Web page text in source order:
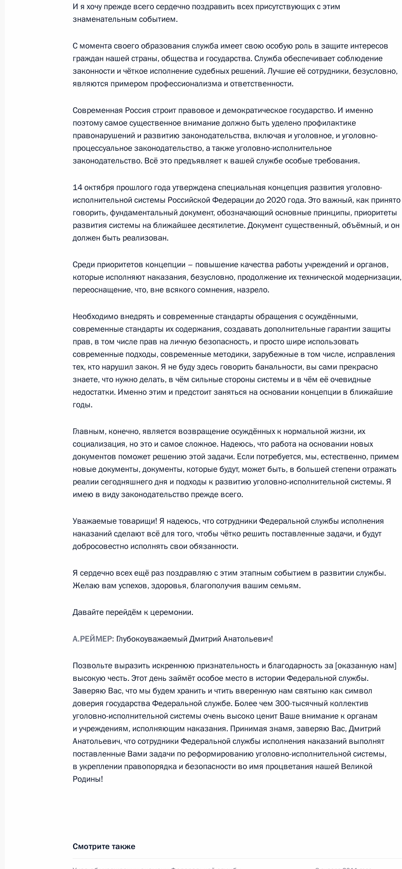
Поздравление с Днём российской печати
13 января 2011 года, 16:00
Заседание Совета по противодействию коррупции
13 января 2011 года, 15:00 Москва, Кремль
наказаний
13 января 2011 года, 14:15 Москва, Кремль
13 января 2011 года, 14:00
Произведены кадровые перестановки в Вооружённых Силах
Российской Федерации
13 января 2011 года, 10:40
12 января 2011 года, среда
Соболезнования Премьер-министру Австралии Джулии Гиллард
В 2012 году все военнослужащие должны быть обеспечены
жильём
12 января 2011 года, 16:30 Московская область, Подольск
7
Поздравление композитору Раймонду Паулсу
Поздравление сотрудникам и ветеранам органов прокуратуры
Перечень поручений по итогам беседы с воспитателями детских
домов
12 января 2011 года, 08:00
11 января 2011 года, вторник
Рабочая встреча с губернатором Тамбовской области Олегом
Бетиным
корпорации по атомной энергии «Росатом» Сергеем Кириенко
11 января 2011 года, 16:30 Московская область, Горки
И я хочу прежде всего сердечно поздравить всех присутствующих с этим
знаменательным событием.
С момента своего образования служба имеет свою особую роль в защите интересов
граждан нашей страны, общества и государства. Служба обеспечивает соблюдение
законности и чёткое исполнение судебных решений. Лучшие её сотрудники, безусловно,
являются примером профессионализма и ответственности.
Современная Россия строит правовое и демократическое государство. И именно
поэтому самое существенное внимание должно быть уделено профилактике
правонарушений и развитию законодательства, включая и уголовное, и уголовно-
процессуальное законодательство, а также уголовно-исполнительное
законодательство. Всё это предъявляет к вашей службе особые требования.
14 октября прошлого года утверждена специальная концепция развития уголовно-
исполнительной системы Российской Федерации до 2020 года. Это важный, как принято
говорить, фундаментальный документ, обозначающий основные принципы, приоритеты
развития системы на ближайшее десятилетие. Документ существенный, объёмный, и он
должен быть реализован.
Среди приоритетов концепции – повышение качества работы учреждений и органов,
которые исполняют наказания, безусловно, продолжение их технической модернизации,
переоснащение, что, вне всякого сомнения, назрело.
Необходимо внедрять и современные стандарты обращения с осуждёнными,
современные стандарты их содержания, создавать дополнительные гарантии защиты
прав, в том числе прав на личную безопасность, и просто шире использовать
современные подходы, современные методики, зарубежные в том числе, исправления
тех, кто нарушил закон. Я не буду здесь говорить банальности, вы сами прекрасно
знаете, что нужно делать, в чём сильные стороны системы и в чём её очевидные
недостатки. Именно этим и предстоит заняться на основании концепции в ближайшие
годы.
Главным, конечно, является возвращение осуждённых к нормальной жизни, их
социализация, но это и самое сложное. Надеюсь, что работа на основании новых
документов поможет решению этой задачи. Если потребуется, мы, естественно, примем
новые документы, документы, которые будут, может быть, в большей степени отражать
реалии сегодняшнего дня и подходы к развитию уголовно-исполнительной системы. Я
имею в виду законодательство прежде всего.
Уважаемые товарищи! Я надеюсь, что сотрудники Федеральной службы исполнения
наказаний сделают всё для того, чтобы чётко решить поставленные задачи, и будут
добросовестно исполнять свои обязанности.
Я сердечно всех ещё раз поздравляю с этим этапным событием в развитии службы.
Желаю вам успехов, здоровья, благополучия вашим семьям.
Давайте перейдём к церемонии.
А.РЕЙМЕР: Глубокоуважаемый Дмитрий Анатольевич!
Позвольте выразить искреннюю признательность и благодарность за [оказанную нам]
высокую честь. Этот день займёт особое место в истории Федеральной службы.
Заверяю Вас, что мы будем хранить и чтить вверенную нам святыню как символ
доверия государства Федеральной службе. Более чем 300-тысячный коллектив
уголовно-исполнительной системы очень высоко ценит Ваше внимание к органам
и учреждениям, исполняющим наказания. Принимая знамя, заверяю Вас, Дмитрий
Анатольевич, что сотрудники Федеральной службы исполнения наказаний выполнят
поставленные Вами задачи по реформированию уголовно-исполнительной системы,
в укреплении правопорядка и безопасности во имя процветания нашей Великой
Родины!
Смотрите также